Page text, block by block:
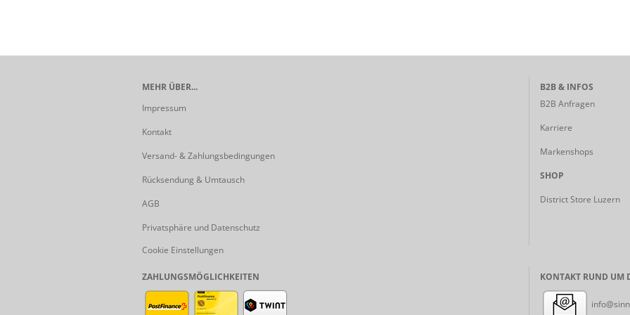
MEHR ÜBER...
Impressum
Kontakt
Versand- & Zahlungsbedingungen
Rücksendung & Umtausch
AGB
Privatsphäre und Datenschutz
Cookie Einstellungen
B2B & INFOS
B2B Anfragen
Karriere
Markenshops
SHOP
District Store Luzern
ZAHLUNGSMÖGLICHKEITEN KONTAKT RUND UM